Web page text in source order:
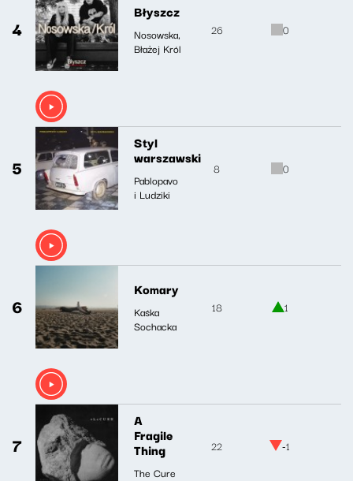
4
Błyszcz
Nosowska,
Błażej Król
26 0
5
Styl
warszawski
Pablopavo
i Ludziki
8 0
6
Komary
Kaśka
Sochacka
18 1
7
A
Fragile
Thing
The Cure
22 -1